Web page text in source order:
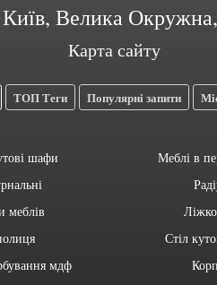
Велика
Карта сайту
ТОП Теги Популярні запити
шафи
меблів
мдф
Меблі в
Стіл